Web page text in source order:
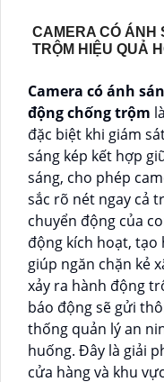
CAMERA CÓ ÁNH
TRỘM HIỆU QUẢ
Camera có ánh
động chống trộm
đặc biệt khi giám
sáng kép kết hợp
sáng, cho phép
sắc rõ nét ngay cả
chuyển động của
động kích hoạt, tạo
giúp ngăn chặn kẻ
xảy ra hành động
báo động sẽ gửi
thống quản lý an
huống. Đây là giải
cửa hàng và khu